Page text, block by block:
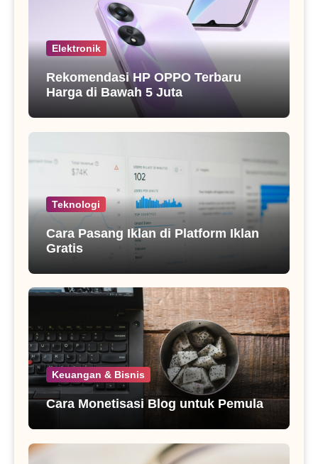
Elektronik
Rekomendasi HP OPPO Terbaru
Harga di Bawah 5 Juta
Teknologi
Cara Pasang Iklan di Platform Iklan
Gratis
Keuangan & Bisnis
Cara Monetisasi Blog untuk Pemula